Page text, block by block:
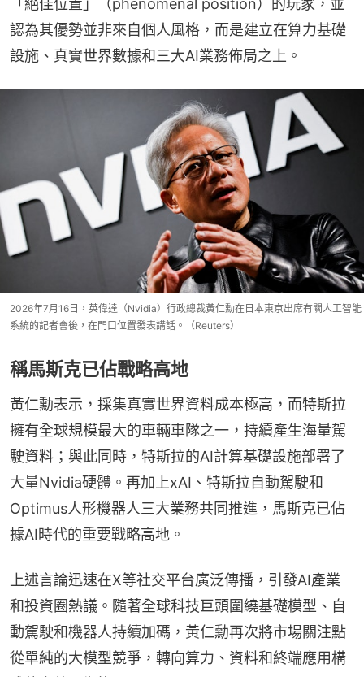
「絕佳位置」（phenomenal position）的玩家，並
認為其優勢並非來自個人風格，而是建立在算力基礎
設施、真實世界數據和三大AI業務佈局之上。
2026年7月16日，英偉達（Nvidia）行政總裁黃仁勳在日本東京出席有關人工智能
系統的記者會後，在門口位置發表講話。（Reuters）
稱馬斯克已佔戰略高地
黃仁勳表示，採集真實世界資料成本極高，而特斯拉
擁有全球規模最大的車輛車隊之一，持續產生海量駕
駛資料；與此同時，特斯拉的AI計算基礎設施部署了
大量Nvidia硬體。再加上xAI、特斯拉自動駕駛和
Optimus人形機器人三大業務共同推進，馬斯克已佔
據AI時代的重要戰略高地。
上述言論迅速在X等社交平台廣泛傳播，引發AI產業
和投資圈熱議。隨著全球科技巨頭圍繞基礎模型、自
動駕駛和機器人持續加碼，黃仁勳再次將市場關注點
從單純的大模型競爭，轉向算力、資料和終端應用構